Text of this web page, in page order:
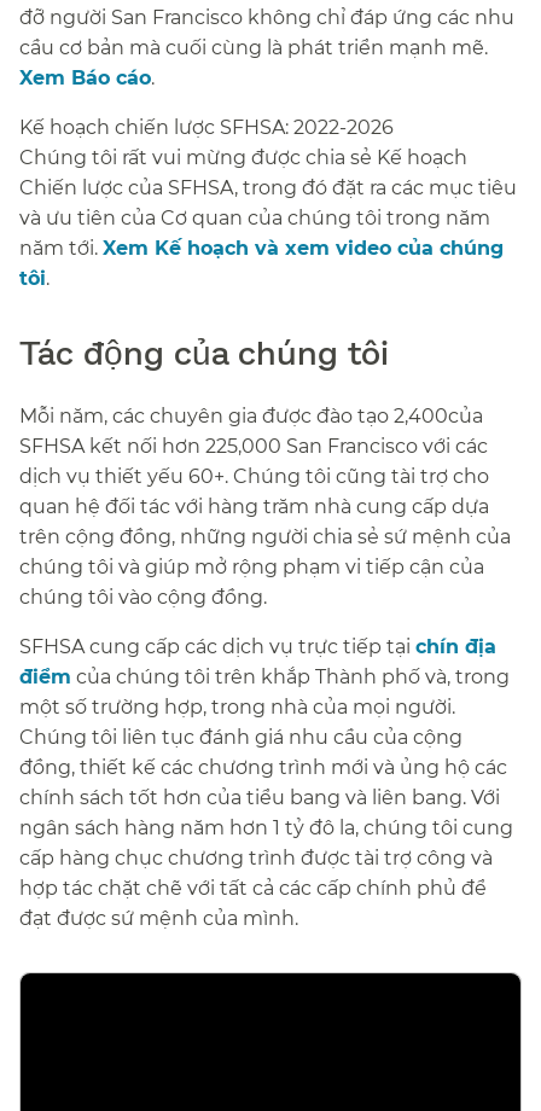
đỡ người San Francisco không chỉ đáp ứng các nhu
cầu cơ bản mà cuối cùng là phát triển mạnh mẽ.
Xem Báo cáo.​​
Kế hoạch chiến lược SFHSA: 2022-2026​​
Chúng tôi rất vui mừng được chia sẻ Kế hoạch
Chiến lược của SFHSA, trong đó đặt ra các mục tiêu
và ưu tiên của Cơ quan của chúng tôi trong năm
năm tới. Xem Kế hoạch và xem video của chúng
tôi.​​
Tác động của chúng tôi​​
Mỗi năm, các chuyên gia được đào tạo 2,400của
SFHSA kết nối hơn 225,000 San Francisco với các
dịch vụ thiết yếu 60+. Chúng tôi cũng tài trợ cho
quan hệ đối tác với hàng trăm nhà cung cấp dựa
trên cộng đồng, những người chia sẻ sứ mệnh của
chúng tôi và giúp mở rộng phạm vi tiếp cận của
chúng tôi vào cộng đồng.​​
SFHSA cung cấp các dịch vụ trực tiếp tại chín địa
điểm của chúng tôi trên khắp Thành phố và, trong
một số trường hợp, trong nhà của mọi người.
Chúng tôi liên tục đánh giá nhu cầu của cộng
đồng, thiết kế các chương trình mới và ủng hộ các
chính sách tốt hơn của tiểu bang và liên bang. Với
ngân sách hàng năm hơn 1 tỷ đô la, chúng tôi cung
cấp hàng chục chương trình được tài trợ công và
hợp tác chặt chẽ với tất cả các cấp chính phủ để
đạt được sứ mệnh của mình.​​